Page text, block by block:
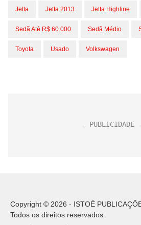
Jetta Jetta 2013 Jetta Highline
Sedã Até R$ 60.000 Sedã Médio
Toyota Usado Volkswagen
Copyright © 2026 - ISTOÉ
Todos os direitos reservados.